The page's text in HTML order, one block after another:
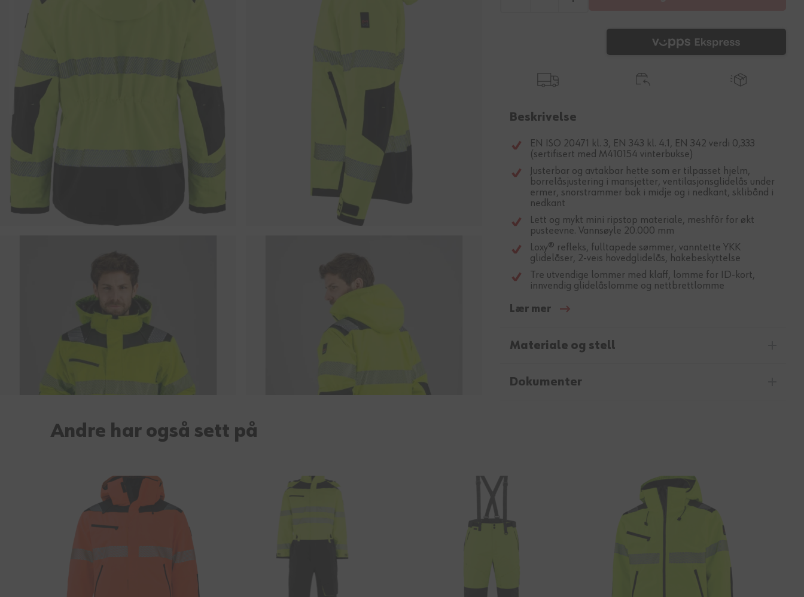
Beskrivelse
EN ISO 20471 kl. 3, EN 343 kl. 4.1, EN 342 verdi 0,333
(sertifisert med M410154 vinterbukse)
Justerbar og avtakbar hette som er tilpasset hjelm,
borrelåsjustering i mansjetter, ventilasjonsglidelås under
ermer, snorstrammer bak i midje og i nedkant, sklibånd i
nedkant
Lett og mykt mini ripstop materiale, meshfôr for økt
pusteevne. Vannsøyle 20.000 mm
Loxy® refleks, fulltapede sømmer, vanntette YKK
glidelåser, 2-veis hovedglidelås, hakebeskyttelse
Tre utvendige lommer med klaff, lomme for ID-kort,
innvendig glidelåslomme og nettbrettlomme
Lær mer
Materiale og stell
Dokumenter
Andre har også sett på